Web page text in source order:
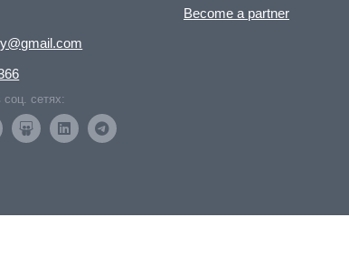
сетях:
Become a partner